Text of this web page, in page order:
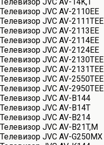
Телевизор JVC AV-2110EE
Телевизор JVC AV-2111TEE
Телевизор JVC AV-2113EE
Телевизор JVC AV-2114EE
Телевизор JVC AV-2124EE
Телевизор JVC AV-2130TEE
Телевизор JVC AV-2131TEE
Телевизор JVC AV-2550TEE
Телевизор JVC AV-2950TEE
Телевизор JVC AV-B144
Телевизор JVC AV-B14T
Телевизор JVC AV-B214
Телевизор JVC AV-B21T,M
Телевизор JVC AV-G250MX